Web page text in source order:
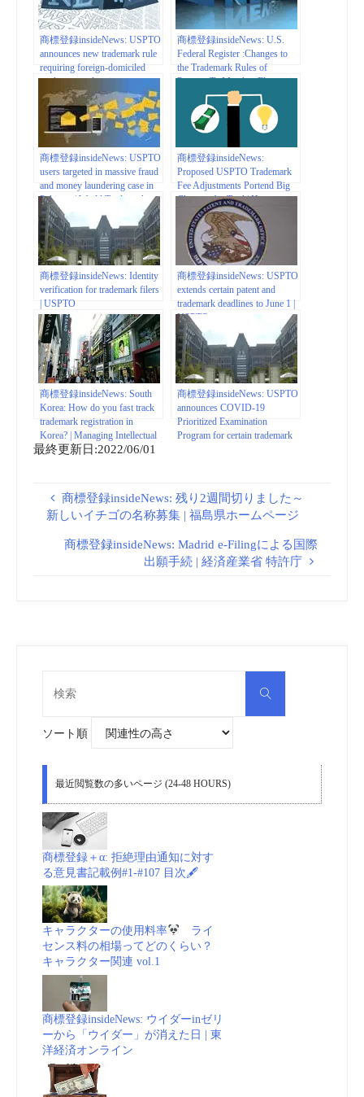
商標登録insideNews: USPTO
announces new trademark rule
requiring foreign-domiciled
applicants and registrants to
have a U.S.-licensed attorney |
USPTO
商標登録insideNews: U.S.
Federal Register :Changes to
the Trademark Rules of
Practice To Mandate Electronic
商標登録insideNews: USPTO
users targeted in massive fraud
and money laundering case in
Pakistan | World Trademark
Review
商標登録insideNews:
Proposed USPTO Trademark
Fee Adjustments Portend Big
Changes for Trad | Hogan
Lovells Engage
商標登録insideNews: Identity
verification for trademark filers
| USPTO
商標登録insideNews: USPTO
extends certain patent and
trademark deadlines to June 1 |
USPTO
商標登録insideNews: South
Korea: How do you fast track
trademark registration in
Korea? | Managing Intellectual
Property
商標登録insideNews: USPTO
announces COVID-19
Prioritized Examination
Program for certain trademark
最終更新日:2022/06/01
商標登録insideNews: 残り2週間切りました～
新しいイチゴの名称募集 | 福島県ホームページ
商標登録insideNews: Madrid e-Filingによる国際
出願手続 | 経済産業省 特許庁
検
ソート順
最近閲覧数の多いページ (24-48 HOURS)
商標登録＋α: 拒絶理由通知に対す
る意見書記載例#1-#107 目次🖋
キャラクターの使用料率
ライ
センス料の相場ってどのくらい？
キャラクター関連 vol.1
商標登録insideNews: ウイダーinゼリ
ーから「ウイダー」が消えた日 | 東
洋経済オンライン